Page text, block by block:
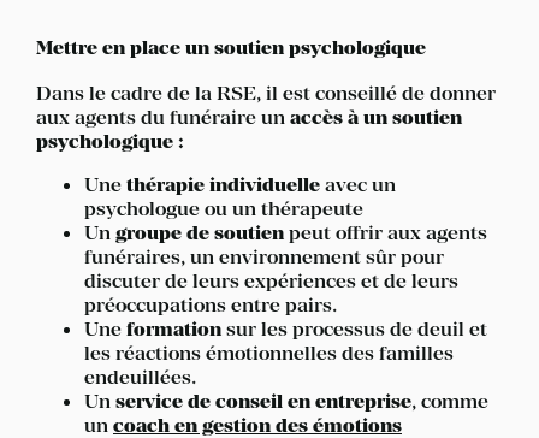
Mettre en place un soutien psychologique
Dans le cadre de la RSE, il est conseillé de donner
aux agents du funéraire un accès à un soutien
psychologique :
Une thérapie individuelle avec un
psychologue ou un thérapeute
Un groupe de soutien peut offrir aux agents
funéraires, un environnement sûr pour
discuter de leurs expériences et de leurs
préoccupations entre pairs.
Une formation sur les processus de deuil et
les réactions émotionnelles des familles
endeuillées.
Un service de conseil en entreprise, comme
un coach en gestion des émotions